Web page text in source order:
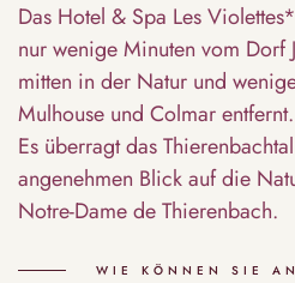
Das Hotel & Spa Les
nur wenige Minuten vom Dorf
mitten in der Natur und
Mulhouse und Colmar entfernt.
Es überragt das
angenehmen Blick auf die
Notre-Dame de Thierenbach.
WIE KÖNNEN SIE